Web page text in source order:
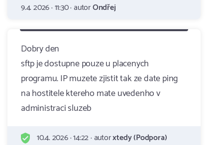
9.4. 2026 · 11:30 · autorOndřej
Dobry den
sftp je dostupne pouze u placenych
programu. IP muzete zjistit tak ze date ping
na hostitele ktereho mate uvedenho v
administraci sluzeb
10.4. 2026 · 14:22 · autorxtedy (Podpora)